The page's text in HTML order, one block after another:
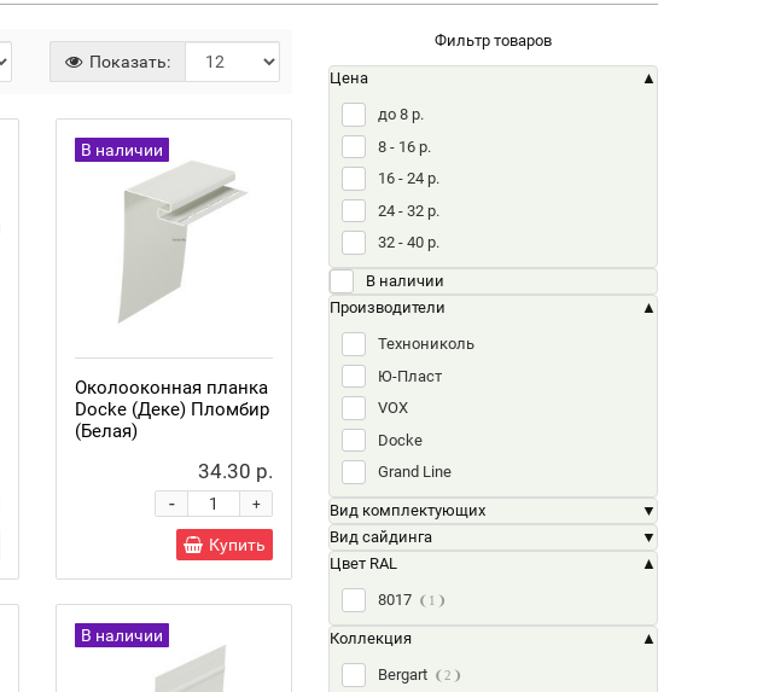
Показать:
В наличии
Околооконная планка
Docke (Деке) Пломбир
(Белая)
34.30 р.
+
-
Купить
В наличии
Фильтр товаров
Цена
до 8 р.
8 - 16 р.
16 - 24 р.
24 - 32 р.
32 - 40 р.
В наличии
Производители
Технониколь
Ю-Пласт
VOX
Docke
Grand Line
Вид комплектующих
Вид сайдинга
Цвет RAL
8017
1
Коллекция
Bergart
2